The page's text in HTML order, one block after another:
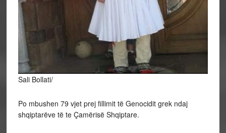
Sali Bollati/
Po mbushen 79 vjet prej fillimit të Genocidit grek ndaj
shqiptarëve të te Çamërisë Shqiptare.